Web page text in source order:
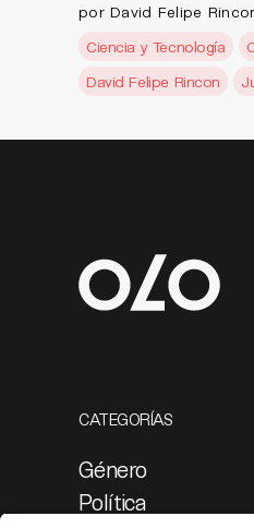
por David Felipe
Ciencia y Tecnología
David Felipe Rincon
CATEGORÍAS
Género
Política